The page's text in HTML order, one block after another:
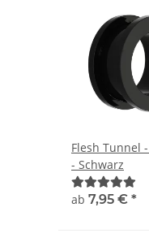
Flesh Tunnel
- Schwarz
ab 7,95 € *